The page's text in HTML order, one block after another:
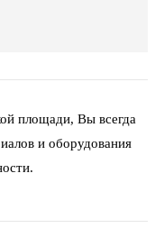
площади, Вы всегда
и оборудования